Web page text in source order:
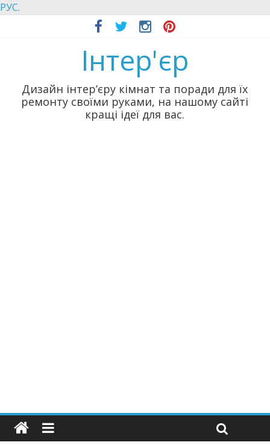
РУС.
Інтер'єр
Дизайн інтер’єру кімнат та поради для їх
ремонту своїми руками, на нашому сайті
кращі ідеї для вас.